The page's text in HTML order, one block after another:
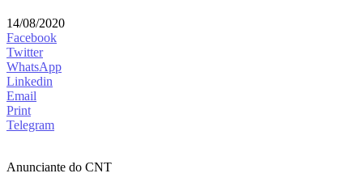
14/08/2020
Facebook
Twitter
WhatsApp
Linkedin
Email
Print
Telegram
Anunciante do CNT